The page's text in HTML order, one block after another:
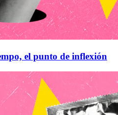
el punto de inflexión